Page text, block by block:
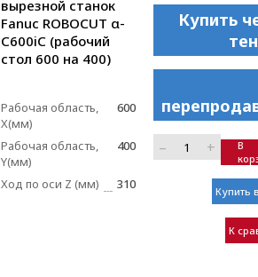
вырезной станок
Fanuc ROBOCUT α-
C600iC (рабочий
стол 600 на 400)
Рабочая область,
X(мм)
600
Рабочая область,
Y(мм)
400
Ход по оси Z (мм) 310
Купить
– +
В
Купить
К